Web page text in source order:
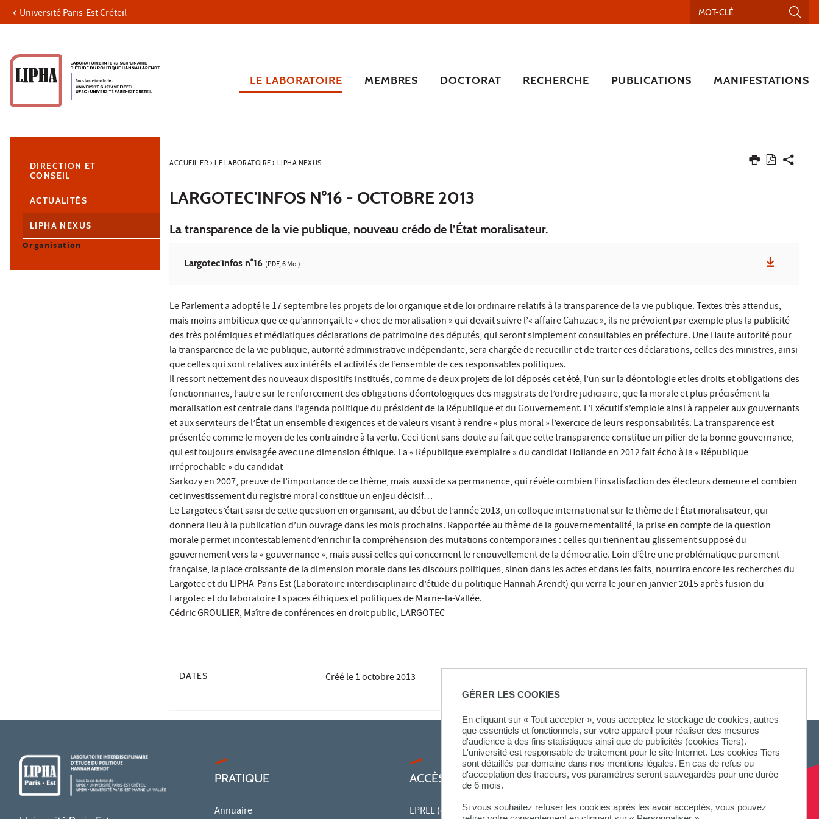
GÉRER LES COOKIES
En cliquant sur « Tout accepter », vous acceptez le stockage de cookies, autres
que essentiels et fonctionnels, sur votre appareil pour réaliser des mesures
d'audience à des fins statistiques ainsi que de publicités (cookies Tiers).
L'université est responsable de traitement pour le site Internet. Les cookies Tiers
sont détaillés par domaine dans nos mentions légales. En cas de refus ou
d'acceptation des traceurs, vos paramètres seront sauvegardés pour une durée
de 6 mois.
Si vous souhaitez refuser les cookies après les avoir acceptés, vous pouvez
Aller au contenu
Recherche
Navigation secondaire
Université Paris-Est Créteil
LE LABORATOIRE MEMBRES DOCTORAT RECHERCHE PUBLICATIONS MANIFESTATIONS
ACCUEIL FR› LE LABORATOIRE› LIPHA NEXUS
LARGOTEC'INFOS N°16 - OCTOBRE 2013
La transparence de la vie publique, nouveau crédo de l’État moralisateur.
Largotec'infos n°16 (PDF, 6 Mo )
Le Parlement a adopté le 17 septembre les projets de loi organique et de loi ordinaire relatifs à la transparence de la vie publique. Textes très attendus,
mais moins ambitieux que ce qu’annonçait le « choc de moralisation » qui devait suivre l’« affaire Cahuzac », ils ne prévoient par exemple plus la publicité
des très polémiques et médiatiques déclarations de patrimoine des députés, qui seront simplement consultables en préfecture. Une Haute autorité pour
la transparence de la vie publique, autorité administrative indépendante, sera chargée de recueillir et de traiter ces déclarations, celles des ministres, ainsi
que celles qui sont relatives aux intérêts et activités de l’ensemble de ces responsables politiques.
Il ressort nettement des nouveaux dispositifs institués, comme de deux projets de loi déposés cet été, l’un sur la déontologie et les droits et obligations des
fonctionnaires, l’autre sur le renforcement des obligations déontologiques des magistrats de l’ordre judiciaire, que la morale et plus précisément la
moralisation est centrale dans l’agenda politique du président de la République et du Gouvernement. L’Exécutif s’emploie ainsi à rappeler aux gouvernants
et aux serviteurs de l’État un ensemble d’exigences et de valeurs visant à rendre « plus moral » l’exercice de leurs responsabilités. La transparence est
présentée comme le moyen de les contraindre à la vertu. Ceci tient sans doute au fait que cette transparence constitue un pilier de la bonne gouvernance,
qui est toujours envisagée avec une dimension éthique. La « République exemplaire » du candidat Hollande en 2012 fait écho à la « République
irréprochable » du candidat
Sarkozy en 2007, preuve de l’importance de ce thème, mais aussi de sa permanence, qui révèle combien l’insatisfaction des électeurs demeure et combien
cet investissement du registre moral constitue un enjeu décisif…
Le Largotec s’était saisi de cette question en organisant, au début de l’année 2013, un colloque international sur le thème de l’État moralisateur, qui
donnera lieu à la publication d’un ouvrage dans les mois prochains. Rapportée au thème de la gouvernementalité, la prise en compte de la question
morale permet incontestablement d’enrichir la compréhension des mutations contemporaines : celles qui tiennent au glissement supposé du
gouvernement vers la « gouvernance », mais aussi celles qui concernent le renouvellement de la démocratie. Loin d’être une problématique purement
française, la place croissante de la dimension morale dans les discours politiques, sinon dans les actes et dans les faits, nourrira encore les recherches du
Largotec et du LIPHA-Paris Est (Laboratoire interdisciplinaire d’étude du politique Hannah Arendt) qui verra le jour en janvier 2015 après fusion du
Largotec et du laboratoire Espaces éthiques et politiques de Marne-la-Vallée.
Cédric GROULIER, Maître de conférences en droit public, LARGOTEC
DATES Créé le1 octobre 2013
DIRECTION ET
CONSEIL
ACTUALITÉS
LIPHA NEXUS
Organisation
PRATIQUE
Annuaire
ACCÈS RAPIDES
EPREL (cours en ligne)